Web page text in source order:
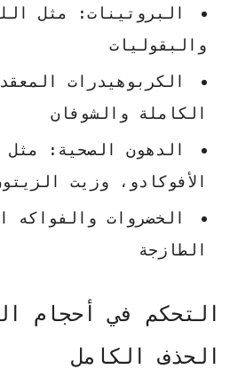
البروتينات: مثل
والبقوليات
الكربوهيدرات
الكاملة والشوفان
الدهون الصحية: مثل
الأفوكادو، وزيت
الخضروات والفواكه
الطازجة
التحكم في أحجام
الحذف الكامل